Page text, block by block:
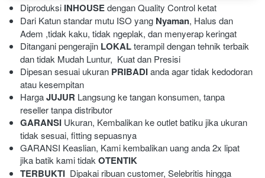
Diproduksi INHOUSE dengan Quality Control ketat
Dari Katun standar mutu ISO yang Nyaman, Halus dan
Adem ,tidak kaku, tidak ngeplak, dan menyerap keringat
Ditangani pengerajin LOKAL terampil dengan tehnik terbaik
dan tidak Mudah Luntur,  Kuat dan Presisi
Dipesan sesuai ukuran PRIBADI anda agar tidak kedodoran
atau kesempitan
Harga JUJUR Langsung ke tangan konsumen, tanpa
reseller tanpa distributor
GARANSI Ukuran, Kembalikan ke outlet batiku jika ukuran
tidak sesuai, fitting sepuasnya
GARANSI Keaslian, Kami kembalikan uang anda 2x lipat
jika batik kami tidak OTENTIK
TERBUKTI
  Dipakai ribuan customer, Selebritis hingga